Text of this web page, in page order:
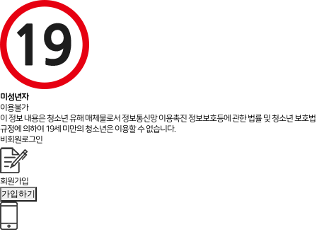
미성년자
이용불가
이 정보 내용은 청소년 유해 매체물로서 정보통신망 이용촉진 정보보호등에 관한 법률 및 청소년 보호법
규정에 의하여 19세 미만의 청소년은 이용할 수 없습니다.
비회원로그인
회원가입
가입하기